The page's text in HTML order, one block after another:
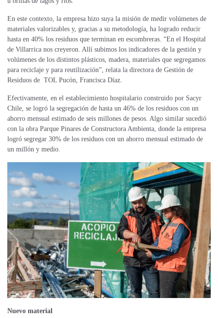
En este contexto, la empresa hizo suya la misión de medir volúmenes de
materiales valorizables y, gracias a su metodología, ha logrado reducir
hasta en 40% los residuos que terminan en escombreras. “En el Hospital
de Villarrica nos creyeron. Allí subimos los indicadores de la gestión y
volúmenes de los distintos plásticos, madera, materiales que segregamos
para reciclaje y para reutilización”, relata la directora de Gestión de
Residuos de TOL Pucón, Francisca Díaz.
Efectivamente, en el establecimiento hospitalario construido por Sacyr
Chile, se logró la segregación de hasta un 46% de los residuos con un
ahorro mensual estimado de seis millones de pesos. Algo similar sucedió
con la obra Parque Pinares de Constructora Ambienta, donde la empresa
logró segregar 30% de los residuos con un ahorro mensual estimado de
un millón y medio.
Nuevo material